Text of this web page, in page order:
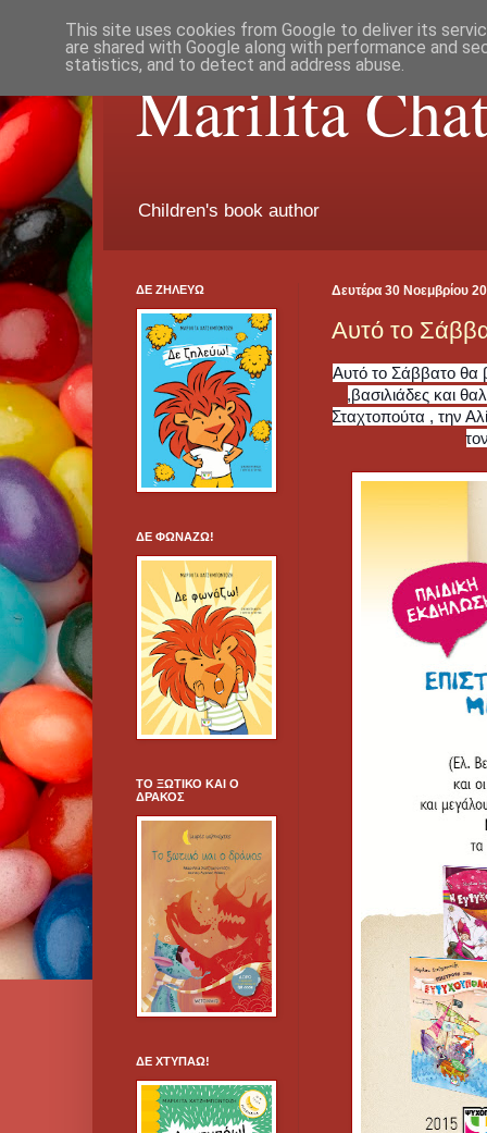
Marilita
Children's book author
Δευτέρα 30 Νοεμβρίου
Αυτό το
Αυτό το Σάββατο θα
,βασιλιάδες και
Σταχτοπούτα , την
ΔΕ ΖΗΛΕΥΩ
ΔΕ ΦΩΝΑΖΩ!
ΤΟ ΞΩΤΙΚΟ ΚΑΙ Ο
ΔΡΑΚΟΣ
ΔΕ ΧΤΥΠΑΩ!
This site uses cookies from Google to deliver its
are shared with Google along with performance and
statistics, and to detect and address abuse.